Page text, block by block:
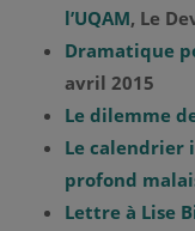
l’UQAM, Le
Dramatique
avril 2015
Le dilemme
Le calendrier
profond
Lettre à Lise